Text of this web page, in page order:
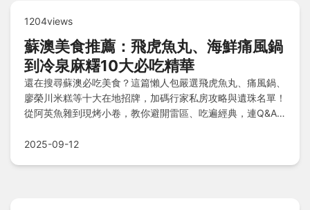
1204views
蘇澳美食推薦：飛虎魚丸、海鮮痛風鍋
到冷泉麻糬10大必吃精華
還在搜尋蘇澳必吃美食？這篇懶人包嚴選飛虎魚丸、痛風鍋、
廖榮川米糕等十大在地招牌，加碼行家私房攻略與遺珠名單！
從阿英魚雜到現烤小卷，教你避開雷區、吃遍經典，連Q&A
2025-09-12